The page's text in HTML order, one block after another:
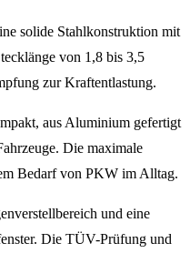
solide Stahlkonstruktion mit
von 1,8 bis 3,5
zur Kraftentlastung.
aus Aluminium gefertigt
Die maximale
Bedarf von PKW im Alltag.
und eine
Die TÜV-Prüfung und